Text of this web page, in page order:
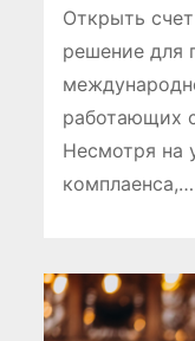
Открыть
решение для
работающих
Несмотря на
комплаенса,…